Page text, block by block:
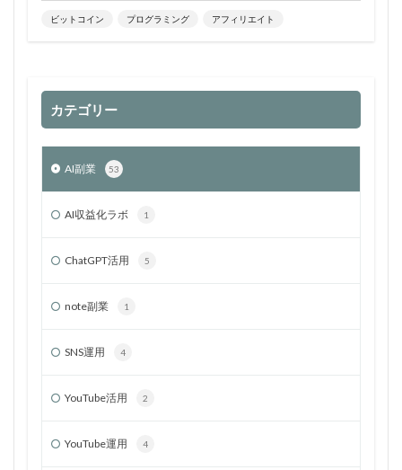
ビットコイン プログラミング アフィリエイト
カテゴリー
AI副業 53
AI収益化ラボ 1
ChatGPT活用 5
note副業 1
SNS運用 4
YouTube活用 2
YouTube運用 4